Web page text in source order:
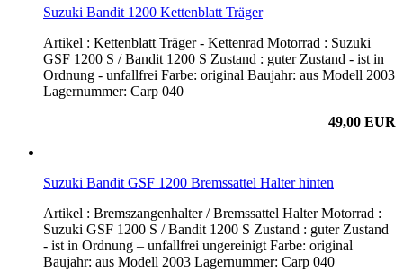
Suzuki Bandit 1200 Kettenblatt Träger
Artikel : Kettenblatt Träger - Kettenrad Motorrad : Suzuki
GSF 1200 S / Bandit 1200 S Zustand : guter Zustand - ist in
Ordnung - unfallfrei Farbe: original Baujahr: aus Modell 2003
Lagernummer: Carp 040
49,00 EUR
Suzuki Bandit GSF 1200 Bremssattel Halter hinten
Artikel : Bremszangenhalter / Bremssattel Halter Motorrad :
Suzuki GSF 1200 S / Bandit 1200 S Zustand : guter Zustand
- ist in Ordnung – unfallfrei ungereinigt Farbe: original
Baujahr: aus Modell 2003 Lagernummer: Carp 040